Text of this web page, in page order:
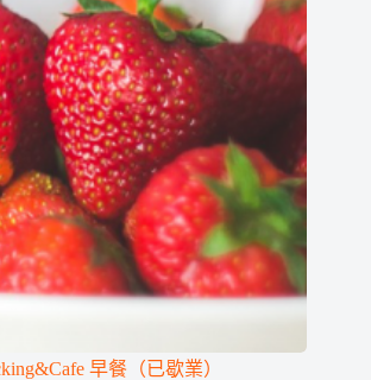
早餐（已歇業）